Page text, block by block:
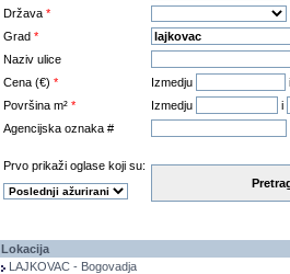
Država *
Grad *
Naziv ulice
Cena (€) * Izmedju
Površina m² * Izmedju
i
Agencijska oznaka #
Prvo prikaži oglase koji su:
Lokacija
LAJKOVAC - Bogovadja